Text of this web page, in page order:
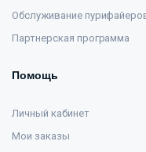
Обслуживание
Партнерская программа
Помощь
Личный кабинет
Мои заказы